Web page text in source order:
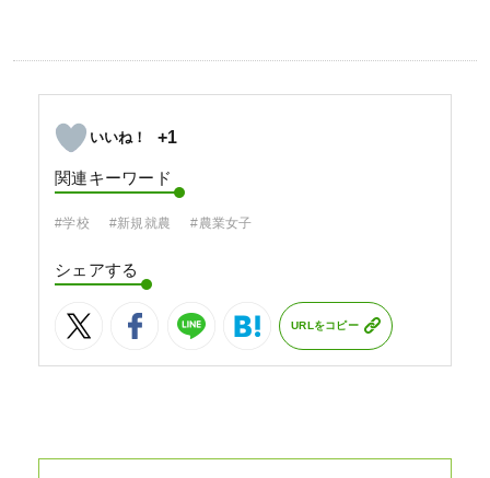
+1
関連キーワード
#学校 #新規就農 #農業女子
シェアする
URLをコピー